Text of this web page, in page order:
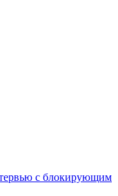
с блокирующим